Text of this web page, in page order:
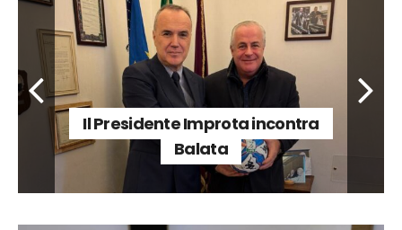
Il Presidente Improta incontra
Balata